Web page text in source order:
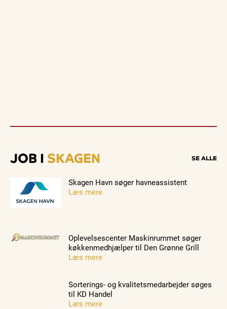
JOB I SKAGEN SE ALLE
Skagen Havn søger havneassistent
Læs mere
Oplevelsescenter Maskinrummet søger
køkkenmedhjælper til Den Grønne Grill
Læs mere
Sorterings- og kvalitetsmedarbejder søges
til KD Handel
Læs mere